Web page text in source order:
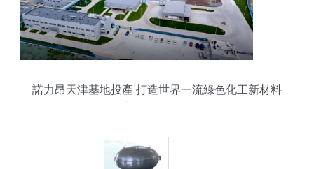
諾力昂天津基地投產 打造世界一流綠色化工新材料